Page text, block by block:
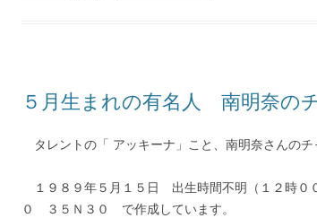
５月生まれの有名人 南明奈の
タレントの「 アッキーナ」こと、南明奈さんのチ
１９８９年５月１５日 出生時間不明（１２
０ ３５Ｎ３０ で作成しています。